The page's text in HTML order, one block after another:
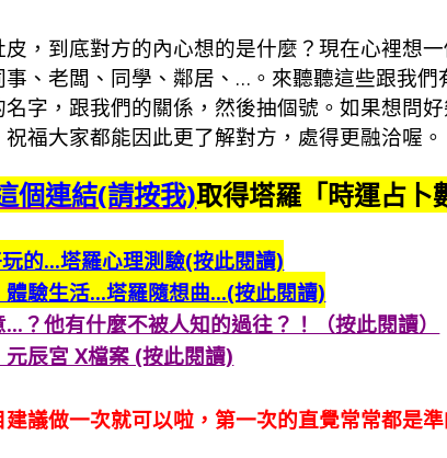
皮，到底對方的內心想的是什麼？現在心裡想
事、老闆、同學、鄰居、…。來聽聽這些跟我們
名字，跟我們的關係，然後抽個號。如果想問
祝福大家都能因此更了解對方，處得更融洽喔。
個連結(請按我)取得塔羅「時運占卜
的…塔羅心理測驗(按此閱讀)
體驗生活…塔羅隨想曲…(按此閱讀)
？他有什麼不被人知的過往？！（按此閱讀）
元辰宮 X檔案 (按此閱讀)
議做一次就可以啦，第一次的直覺常常都是